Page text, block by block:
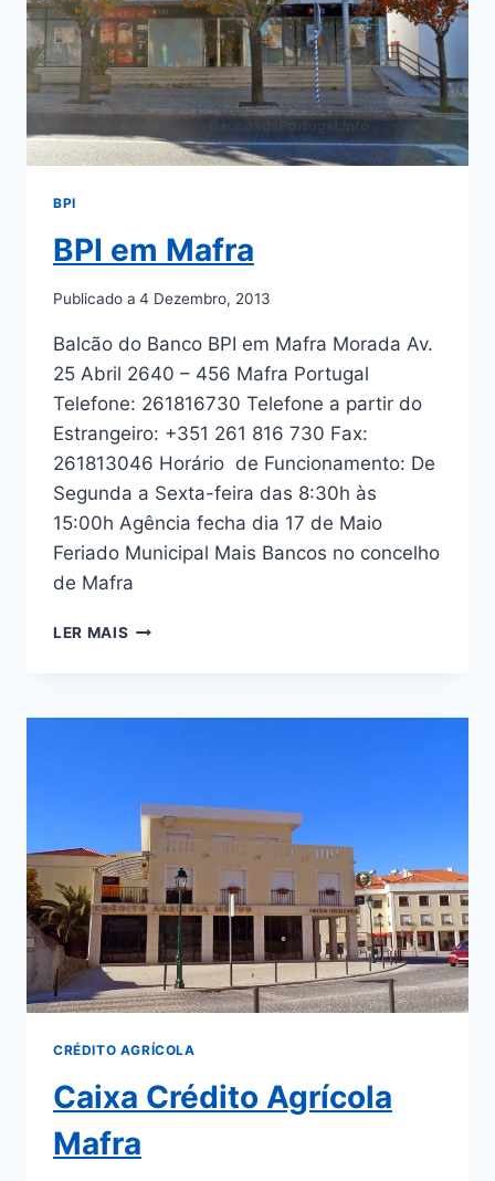
BPI
BPI em Mafra
Publicado a 4 Dezembro, 2013
Balcão do Banco BPI em Mafra Morada Av.
25 Abril 2640 – 456 Mafra Portugal
Telefone: 261816730 Telefone a partir do
Estrangeiro: +351 261 816 730 Fax:
261813046 Horário de Funcionamento: De
Segunda a Sexta-feira das 8:30h às
15:00h Agência fecha dia 17 de Maio
Feriado Municipal Mais Bancos no concelho
de Mafra
LER MAIS BPI
CRÉDITO AGRÍCOLA
Caixa Crédito Agrícola
Mafra